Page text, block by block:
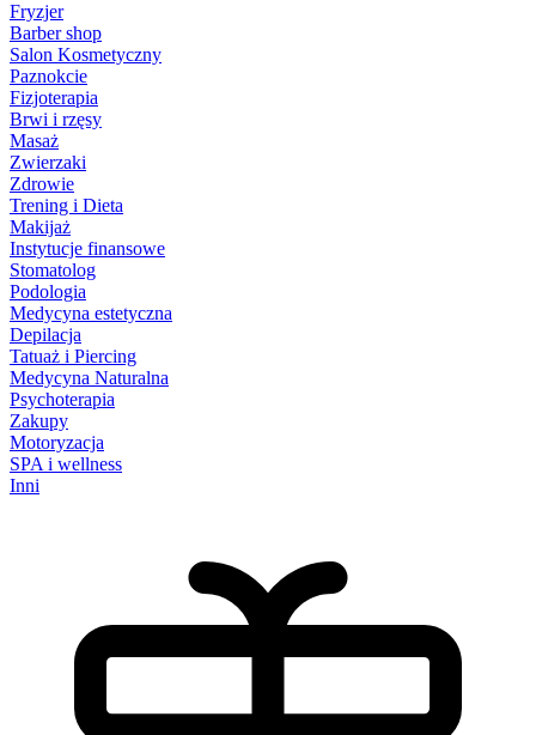
Fryzjer
Barber shop
Salon Kosmetyczny
Paznokcie
Fizjoterapia
Brwi i rzęsy
Masaż
Zwierzaki
Zdrowie
Trening i Dieta
Makijaż
Instytucje finansowe
Stomatolog
Podologia
Medycyna estetyczna
Depilacja
Tatuaż i Piercing
Medycyna Naturalna
Psychoterapia
Zakupy
Motoryzacja
SPA i wellness
Inni